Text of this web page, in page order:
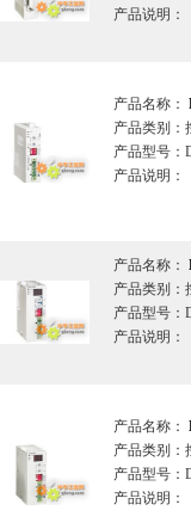
产品说明：
产品名称：
产品类别：
产品型号：
产品说明：
产品名称：
产品类别：
产品型号：
产品说明：
产品名称：
产品类别：
产品型号：
产品说明：